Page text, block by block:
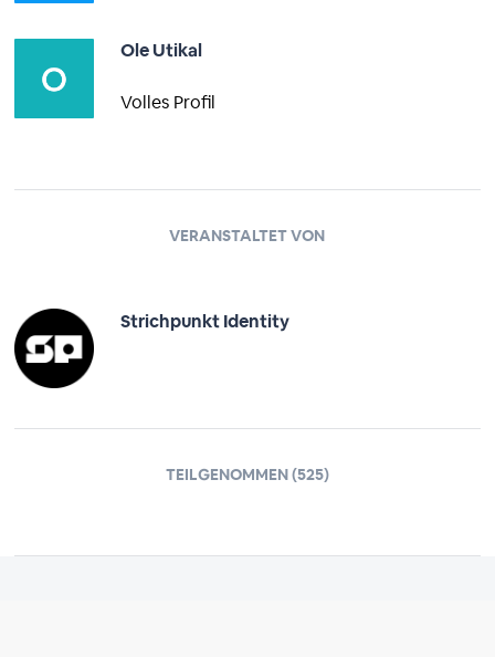
Ole Utikal
Volles Profil
VERANSTALTET VON
Strichpunkt Identity
TEILGENOMMEN (525)